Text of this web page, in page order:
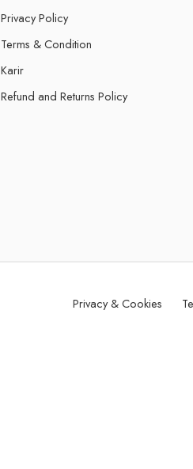
Privacy Policy
Terms & Condition
Karir
Refund and Returns Policy
Privacy & Cookies